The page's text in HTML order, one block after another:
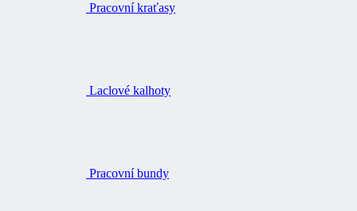
Pracovní kraťasy
Laclové kalhoty
Pracovní bundy